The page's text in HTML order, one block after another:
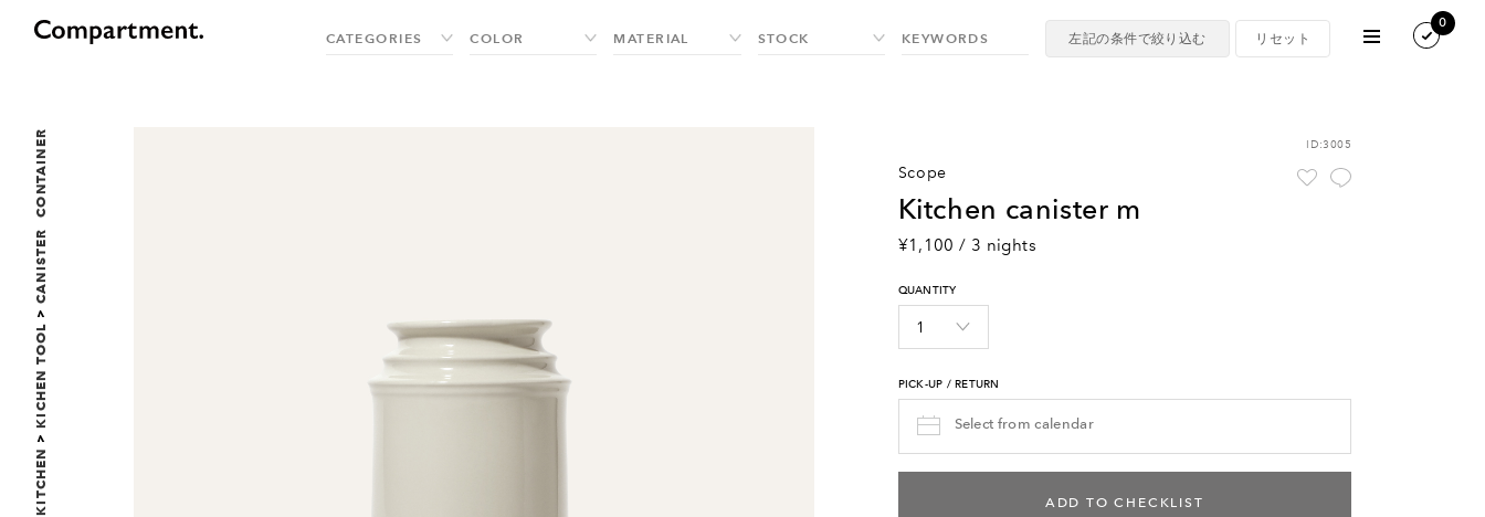
0
KITCHEN
>
KICHEN TOOL
>
CANISTER ・ CONTAINER ID:3005
scope
kitchen canister m
¥1,100 / 3 nights
QUANTITY
PICK-UP / RETURN
ADD TO CHECKLIST